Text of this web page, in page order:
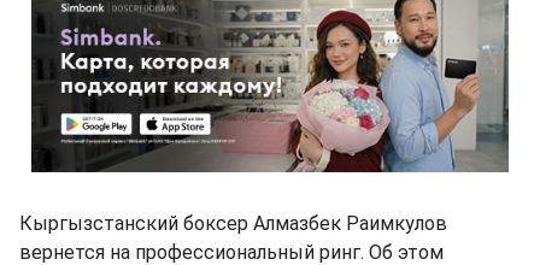
Кыргызстанский боксер Алмазбек Раимкулов
вернется на профессиональный ринг. Об этом